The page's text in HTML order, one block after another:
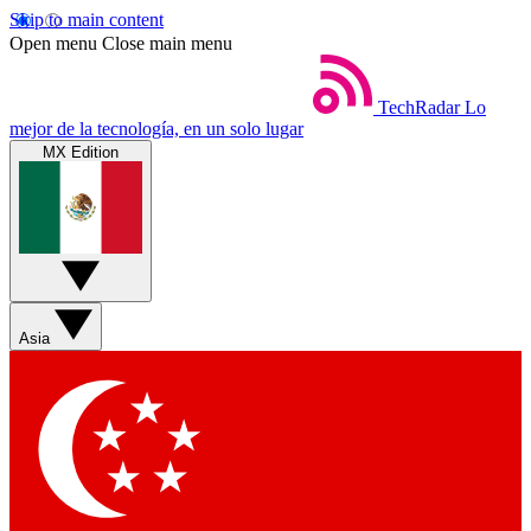
Skip to main content
Open menu Close main menu
TechRadar Lo
mejor de la tecnología, en un solo lugar
MX Edition
Asia